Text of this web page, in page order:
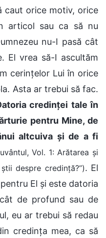
caut orice motiv, orice
articol sau ca să nu
nu-I pasă cât
El vrea să-I ascultăm
cerințelor Lui în orice
Asta ar trebui să fac.
credinței tale în
pentru Mine, de
altcuiva și de a fi
Vol. 1: Arătarea și
despre credință?”). El
El și este datoria
de profund sau de
eu ar trebui să redau
credința mea, ca să